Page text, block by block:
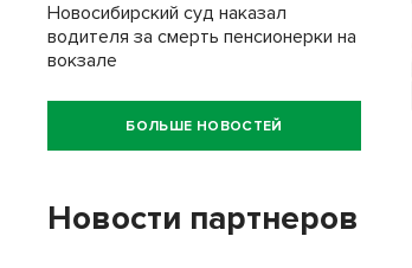
Новосибирский суд наказал
водителя за смерть пенсионерки на
вокзале
БОЛЬШЕ НОВОСТЕЙ
Новости партнеров